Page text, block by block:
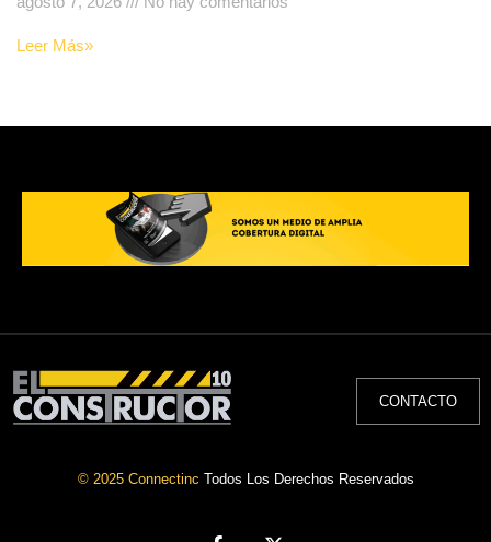
Leer Más»
CONTACTO
© 2025 Connectinc Todos Los Derechos Reservados